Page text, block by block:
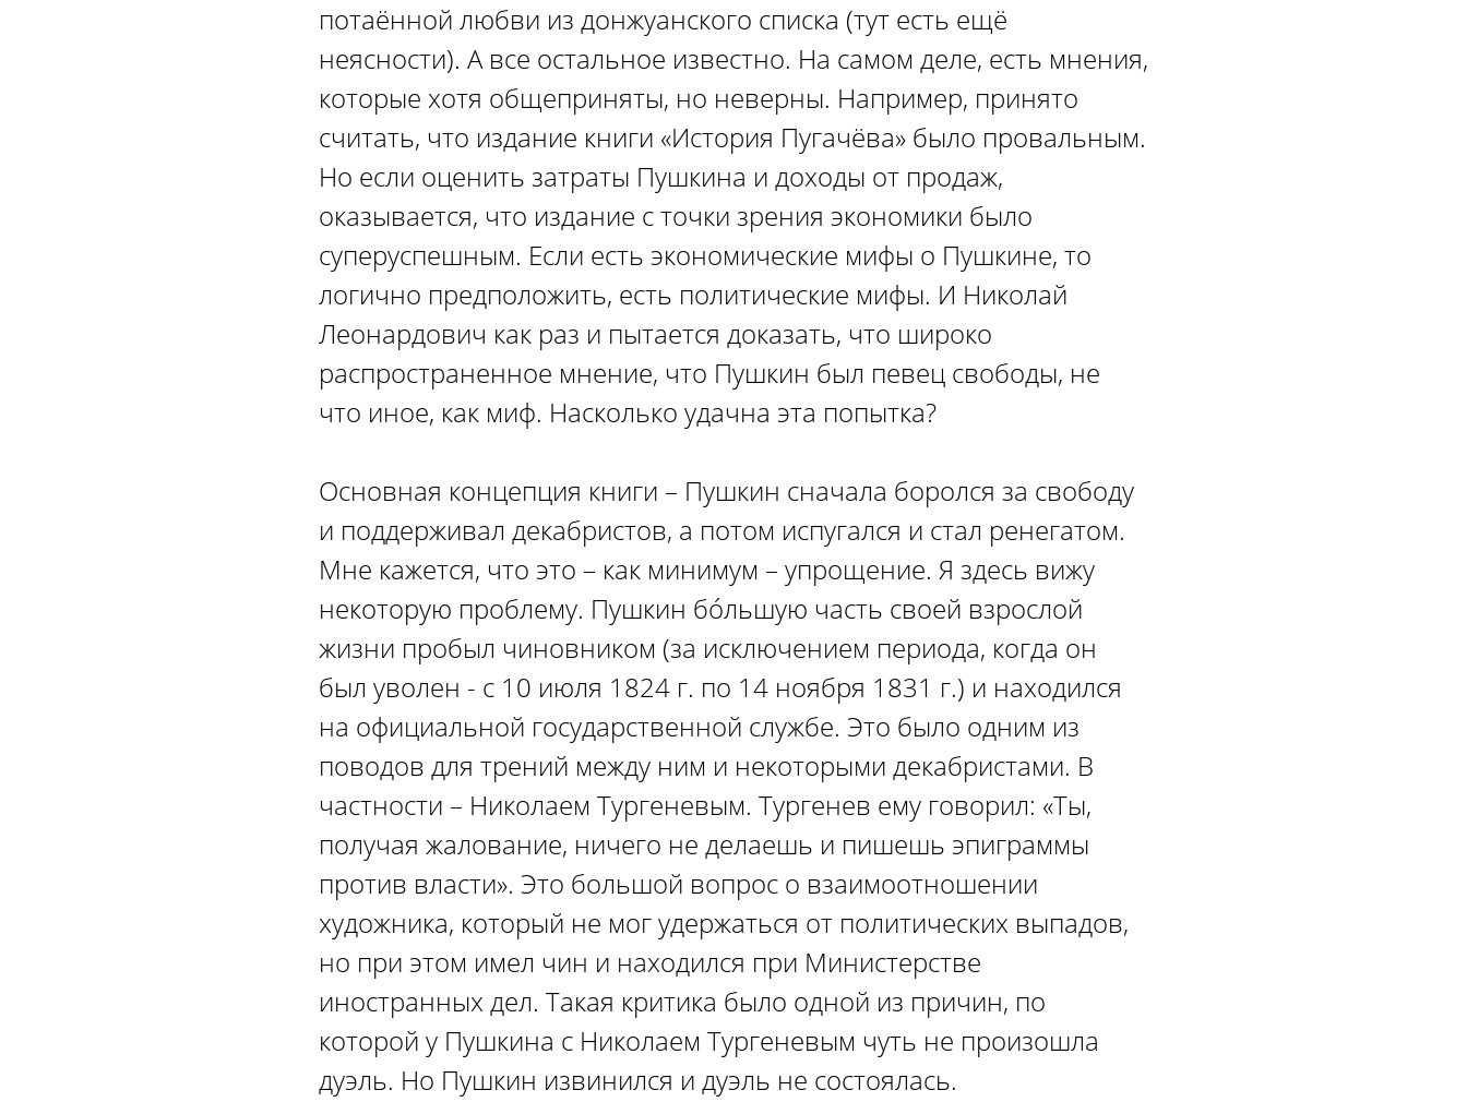
потаённой любви из донжуанского списка (тут есть ещё
неясности). А все остальное известно. На самом деле, есть мнения,
которые хотя общеприняты, но неверны. Например, принято
считать, что издание книги «История Пугачёва» было провальным.
Но если оценить затраты Пушкина и доходы от продаж,
оказывается, что издание с точки зрения экономики было
суперуспешным. Если есть экономические мифы о Пушкине, то
логично предположить, есть политические мифы. И Николай
Леонардович как раз и пытается доказать, что широко
распространенное мнение, что Пушкин был певец свободы, не
что иное, как миф. Насколько удачна эта попытка?
Основная концепция книги – Пушкин сначала боролся за свободу
и поддерживал декабристов, а потом испугался и стал ренегатом.
Мне кажется, что это – как минимум – упрощение. Я здесь вижу
некоторую проблему. Пушкин бóльшую часть своей взрослой
жизни пробыл чиновником (за исключением периода, когда он
был уволен - с 10 июля 1824 г. по 14 ноября 1831 г.) и находился
на официальной государственной службе. Это было одним из
поводов для трений между ним и некоторыми декабристами. В
частности – Николаем Тургеневым. Тургенев ему говорил: «Ты,
получая жалование, ничего не делаешь и пишешь эпиграммы
против власти». Это большой вопрос о взаимоотношении
художника, который не мог удержаться от политических выпадов,
но при этом имел чин и находился при Министерстве
иностранных дел. Такая критика было одной из причин, по
которой у Пушкина с Николаем Тургеневым чуть не произошла
дуэль. Но Пушкин извинился и дуэль не состоялась.